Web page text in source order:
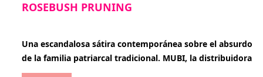
ROSEBUSH PRUNING
Una escandalosa sátira contemporánea sobre el absurdo
de la familia patriarcal tradicional. MUBI, la distribuidora